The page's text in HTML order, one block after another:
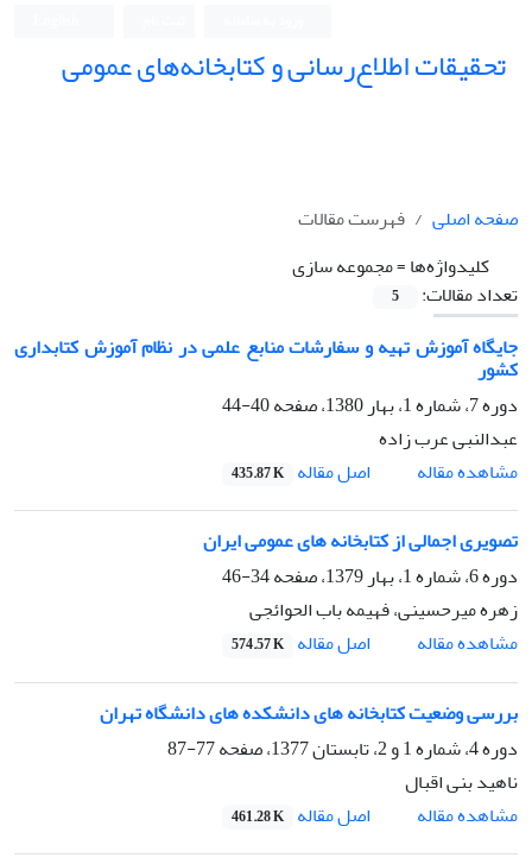
تحقیقات اطلاع‌رسانی و کتابخانه‌های عمومی
صفحه اصلی
فهرست مقالات
کلیدواژه‌ها =مجموعه سازی
تعداد مقالات:
5
جایگاه آموزش تهیه و سفارشات منابع علمی در نظام آموزش کتابداری
کشور
دوره 7، شماره 1، بهار 1380، صفحه
40-44
عبدالنبی عرب زاده
مشاهده مقاله
اصل مقاله 435.87 K
تصویری اجمالی از کتابخانه های عمومی ایران
دوره 6، شماره 1، بهار 1379، صفحه
34-46
زهره میرحسینی، فهیمه باب الحوائجی
مشاهده مقاله
اصل مقاله 574.57 K
بررسی وضعیت کتابخانه های دانشکده های دانشگاه تهران
دوره 4، شماره 1 و 2، تابستان 1377، صفحه
77-87
ناهید بنی اقبال
مشاهده مقاله
اصل مقاله 461.28 K